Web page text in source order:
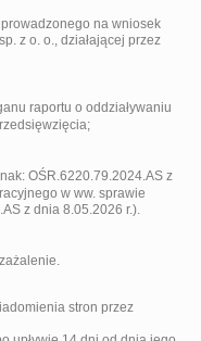
prowadzonego na wniosek
z o. o., działającej przez
raportu o oddziaływaniu
OŚR.6220.79.2024.AS z
w ww. sprawie
z dnia 8.05.2026 r.).
stron przez